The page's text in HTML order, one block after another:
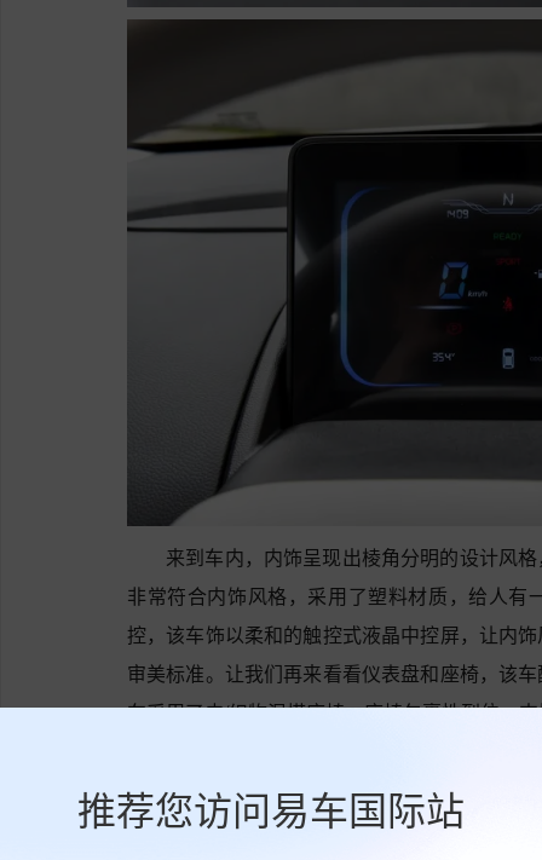
推荐您访问易车国际站
来到车内，内饰呈现出棱角分明的设计风
非常符合内饰风格，采用了塑料材质，给人
控，该车饰以柔和的触控式液晶中控屏，让内
审美标准。让我们再来看看仪表盘和座椅，该
车采用了皮/织物混搭座椅，座椅包裹性到位，
程同样出色，动力表现不错。